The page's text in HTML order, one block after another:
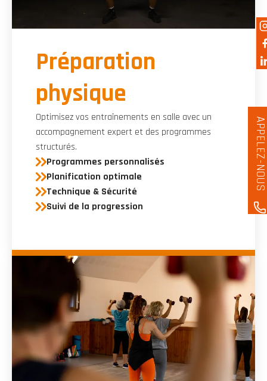
Préparation
physique
Optimisez vos entraînements en salle avec un
accompagnement expert et des programmes
structurés.
Programmes personnalisés
Planification optimale
Technique & Sécurité
Suivi de la progression
APPELEZ-NOUS